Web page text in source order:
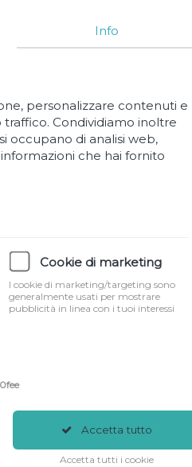
Info
personalizzare contenuti e
Condividiamo inoltre
occupano di analisi web,
che hai fornito
Cookie di marketing
I cookie di marketing/targeting sono
generalmente usati per mostrare
pubblicità in linea con i tuoi interessi
Accetta tutto
Accetta tutti i cookie